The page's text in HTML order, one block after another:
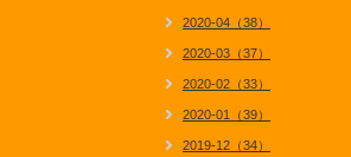
2020-04（38）
2020-03（37）
2020-02（33）
2020-01（39）
2019-12（34）